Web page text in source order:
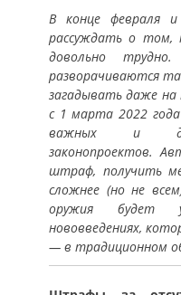
В конце февраля
рассуждать о том,
довольно
разворачиваются
загадывать даже на
с 1 марта 2022
важных и
законопроектов.
штраф, получить
сложнее (но не
оружия будет
нововведениях,
— в традиционном